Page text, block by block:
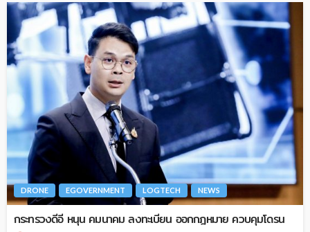
DRONE EGOVERNMENT LOGTECH NEWS
กระทรวงดีอี หนุน คมนาคม ลงทะเบียน ออกกฎหมาย ควบคุมโดรน